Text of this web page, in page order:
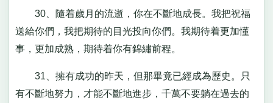
30、隨着歲月的流逝，你在不斷地成長。我把祝福
送給你們，我把期待的目光投向你們。我期待着更加懂
事，更加成熟，期待着你有錦繡前程。
31、擁有成功的昨天，但那畢竟已經成為歷史。只
有不斷地努力，才能不斷地進步，千萬不要躺在過去的